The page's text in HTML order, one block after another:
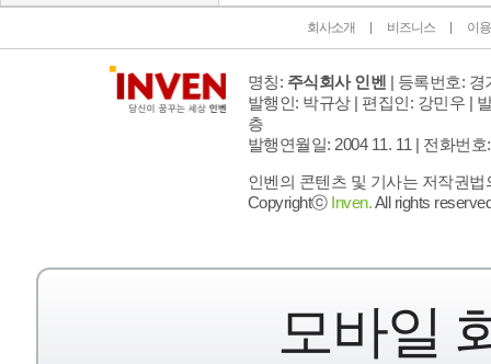
회사소개 비즈니스 이
명칭: 주식회사 인벤 | 등록번호: 경
발행인: 박규상 | 편집인: 강민우 |
층
발행연월일: 2004 11. 11 | 전화번호
인벤의 콘텐츠 및 기사는 저작권
Copyrightⓒ Inven.All rights
모바일